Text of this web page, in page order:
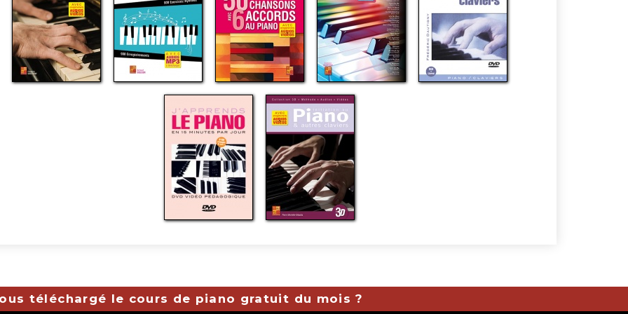
téléchargé le cours de piano gratuit du mois ?